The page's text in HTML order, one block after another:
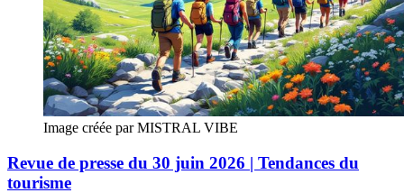
Image créée par MISTRAL VIBE
Revue de presse du 30 juin 2026 | Tendances du
tourisme